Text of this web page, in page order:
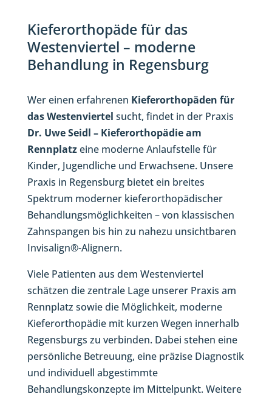
Kieferorthopäde für das
Westenviertel – moderne
Behandlung in Regensburg
Wer einen erfahrenen Kieferorthopäden für
das Westenviertel sucht, findet in der Praxis
Dr. Uwe Seidl – Kieferorthopädie am
Rennplatzeine moderne Anlaufstelle für
Kinder, Jugendliche und Erwachsene. Unsere
Praxis in Regensburg bietet ein breites
Spektrum moderner kieferorthopädischer
Behandlungsmöglichkeiten – von klassischen
Zahnspangen bis hin zu nahezu unsichtbaren
Invisalign®-Alignern.
Viele Patienten aus dem Westenviertel
schätzen die zentrale Lage unserer Praxis am
Rennplatz sowie die Möglichkeit, moderne
Kieferorthopädie mit kurzen Wegen innerhalb
Regensburgs zu verbinden. Dabei stehen eine
persönliche Betreuung, eine präzise Diagnostik
und individuell abgestimmte
Behandlungskonzepte im Mittelpunkt. Weitere